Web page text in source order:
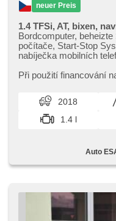
neuer Preis
1.4 TFSi, AT, bixen,
Bordcomputer,
počítače, Start-Stop
nabíječka mobilních
Multifunktionslenkrad,
Leuchten, Alufelgen, El.
Servolenkung,
Elektronisches
isofix, elektronická
Při použití financování
hod. Kupujte vozy s
2018
1.4 l
Auto